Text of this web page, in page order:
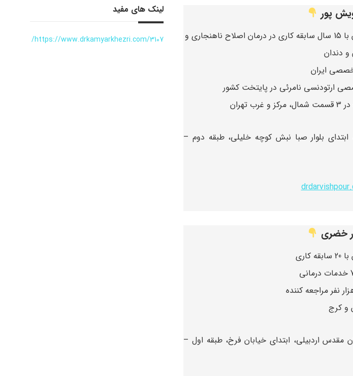
پور
کارنامه درخشان با 15 سال سابقه کاری در درمان اصلاح ناهنجاری و
دندان
ایران
ارتودنسی نامرئی در پایتخت کشور
ابتدای بلوار صبا نبش کوچه خلیلی، طبقه دوم –
خضری
کاری
و کرج
مقدس اردبیلی، ابتدای خیابان فرخ، طبقه اول –
لینک های مفید
https://www.drkamyarkhezri.com/3107/